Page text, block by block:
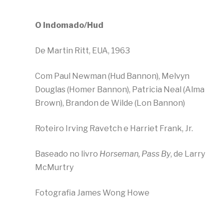
O Indomado/Hud
De Martin Ritt, EUA, 1963
Com Paul Newman (Hud Bannon), Melvyn
Douglas (Homer Bannon), Patricia Neal (Alma
Brown), Brandon de Wilde (Lon Bannon)
Roteiro Irving Ravetch e Harriet Frank, Jr.
Baseado no livro Horseman, Pass By, de Larry
McMurtry
Fotografia James Wong Howe